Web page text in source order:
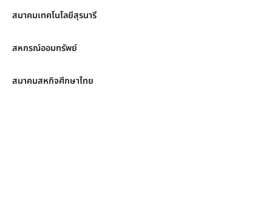
สมาคมเทคโนโลยีสุรนารี
สหกรณ์ออมทรัพย์
สมาคมสหกิจศึกษาไทย